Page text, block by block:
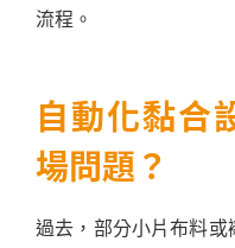
流程。
自動化黏合
場問題？
過去，部分小片布料或